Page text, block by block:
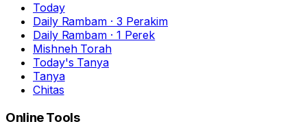
Today
Daily Rambam · 3 Perakim
Daily Rambam · 1 Perek
Mishneh Torah
Today's Tanya
Tanya
Chitas
Online Tools